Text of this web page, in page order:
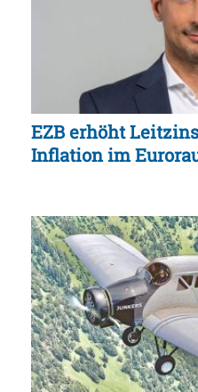
EZB erhöht
Inflation im